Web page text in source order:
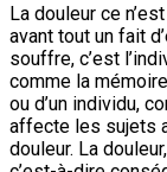
La douleur ce
avant tout un fait
souffre, c’est
comme la
ou d’un individu,
affecte les sujets
douleur. La